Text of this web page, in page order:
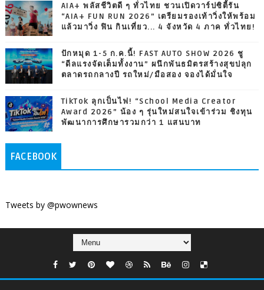
AIA+ พลัสชีวิตดี ๆ ทั่วไทย ชวนเปิดวาร์ปซิตี้รัน
“AIA+ FUN RUN 2026” เตรียมรองเท้าวิ่งให้พร้อม
แล้วมาวิ่ง ฟิน กินเที่ยว... 4 จังหวัด 4 ภาค ทั่วไทย!
ปักหมุด 1-5 ก.ค.นี้! FAST AUTO SHOW 2026 ชู
“ดีลแรงจัดเต็มทั้งงาน” ผนึกพันธมิตรสร้างสุขปลุก
ตลาดรถกลางปี รถใหม่/มือสอง จองได้มั่นใจ
TikTok ลุกเป็นไฟ! “School Media Creator
Award 2026” น้อง ๆ รุ่นใหม่สนใจเข้าร่วม ชิงทุน
พัฒนาการศึกษารวมกว่า 1 แสนบาท
FACEBOOK
Tweets by @pwownews